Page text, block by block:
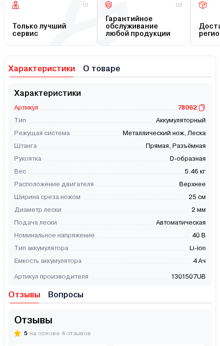
01
Только лучший
сервис
02
Гарантийное
обслуживание
любой продукции
Характеристики О товаре
Характеристики
Артикул
78062
Тип
Аккумуляторный
Режущая система
Металлический нож, Леска
Штанга
Прямая, Разъёмная
Рукоятка
D-образная
Вес
5.46 кг
Расположение двигателя
Верхнее
Ширина среза ножом
25 см
Диаметр лески
2 мм
Подача лески
Автоматическая
Номинальное напряжение
40 В
Тип аккумулятора
Li-ion
Емкость аккумулятора
4 Ач
Артикул производителя 1301507UB
Отзывы Вопросы
Отзывы
5 на основе 4 отзывов